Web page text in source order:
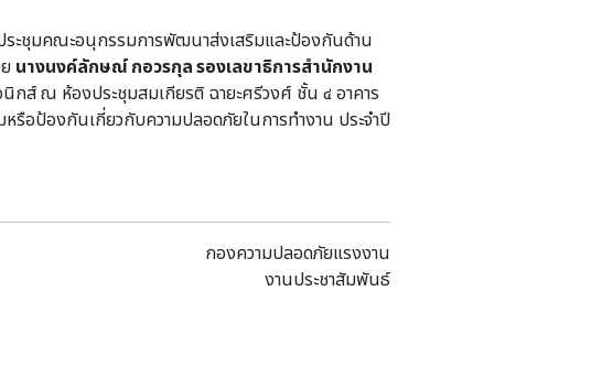
ระชุมคณะอนุกรรมการพัฒนาส่งเสริมและป้องกันด้าน
นางนงค์ลักษณ์ กอวรกุล รองเลขาธิการสำนักงาน
กส์ ณ ห้องประชุมสมเกียรติ ฉายะศรีวงศ์ ชั้น ๔ อาคาร
รือป้องกันเกี่ยวกับความปลอดภัยในการทำงาน ประจำปี
กองความปลอดภัยแรงงาน
งานประชาสัมพันธ์